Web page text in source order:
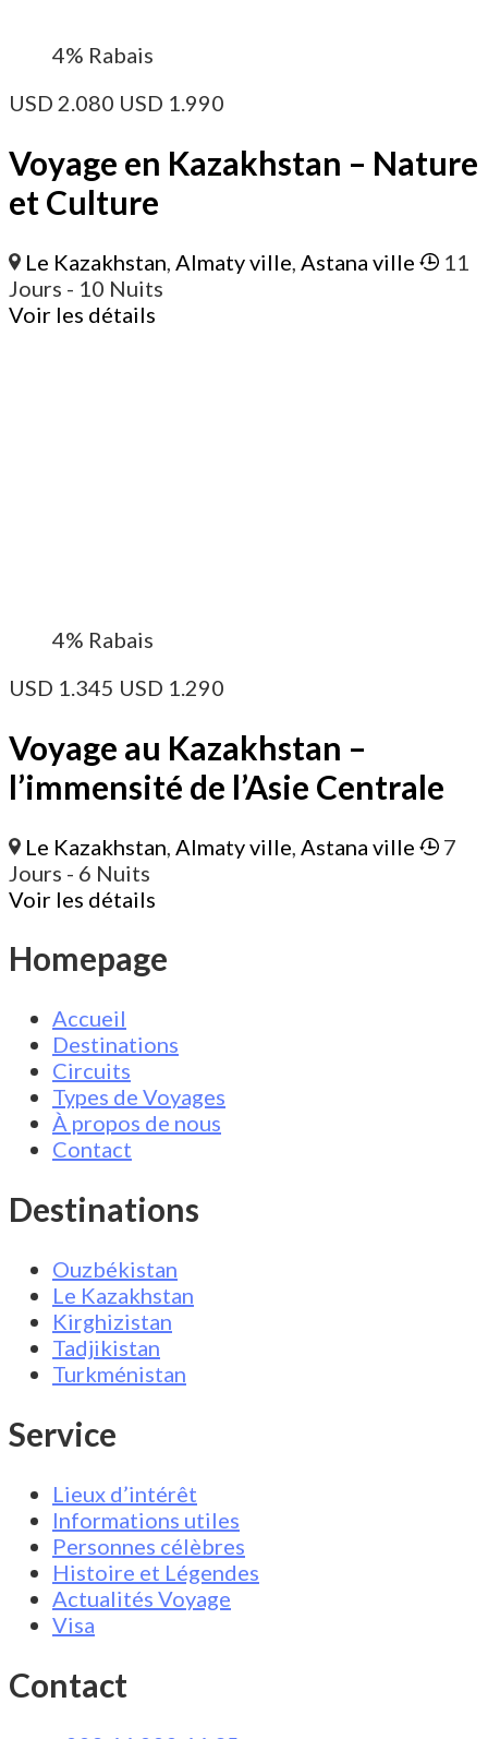
4% Rabais
USD 2.080 USD 1.990
Voyage en Kazakhstan – Nature
et Culture
Le Kazakhstan Almaty ville Astana ville
11
Jours - 10 Nuits
Voir les détails
4% Rabais
USD 1.345 USD 1.290
Voyage au Kazakhstan –
l’immensité de l’Asie Centrale
Le Kazakhstan Almaty ville Astana ville
7
Jours - 6 Nuits
Voir les détails
Homepage
Accueil
Destinations
Circuits
Types de Voyages
À propos de nous
Contact
Destinations
Ouzbékistan
Le Kazakhstan
Kirghizistan
Tadjikistan
Turkménistan
Service
Lieux d’intérêt
Informations utiles
Personnes célèbres
Histoire et Légendes
Actualités Voyage
Visa
Contact